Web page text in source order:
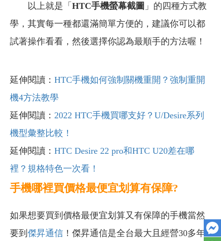
以上就是「 HTC手機螢幕截圖 」的四種方式教
學，其實每一種都還滿簡單方便的，建議你可以都
試著操作看看，然後選擇你認為最順手的方法喔！
延伸閱讀： HTC手機如何強制關機重開？強制重開
機4方法教學
延伸閱讀： 2022 HTC手機買哪支好？U/Desire系列
機型彙整比較！
延伸閱讀： HTC Desire 22 pro和HTC U20差在哪
裡？規格特色一次看！
手機哪裡買價格最便宜划算有保障?
如果想要買到價格最便宜划算又有保障的手機當然
要到 傑昇通信 ！傑昇通信是全台最大且經營30多年